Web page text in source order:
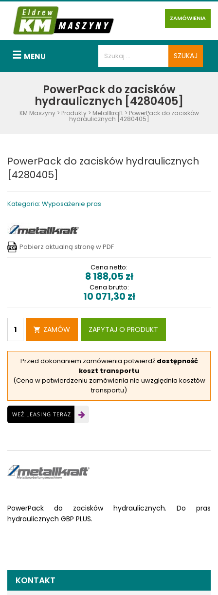
ZAMÓWIENIA
MENU
PowerPack do zacisków
hydraulicznych [4280405]
KM Maszyny> Produkty> Metallkraft> PowerPack do zacisków
hydraulicznych [4280405]
PowerPack do zacisków hydraulicznych
[4280405]
Kategoria: Wyposażenie pras
Pobierz aktualną stronę w PDF
Cena netto:
8 188,05 zł
Cena brutto:
10 071,30 zł
ZAMÓW ZAPYTAJ O PRODUKT
Przed dokonaniem zamówienia potwierdź dostępność
koszt transportu
(Cena w potwierdzeniu zamówienia nie uwzględnia kosztów
transportu)
WEŹ LEASING TERAZ
PowerPack do zacisków hydraulicznych. Do pras
hydraulicznych GBP PLUS.
KONTAKT